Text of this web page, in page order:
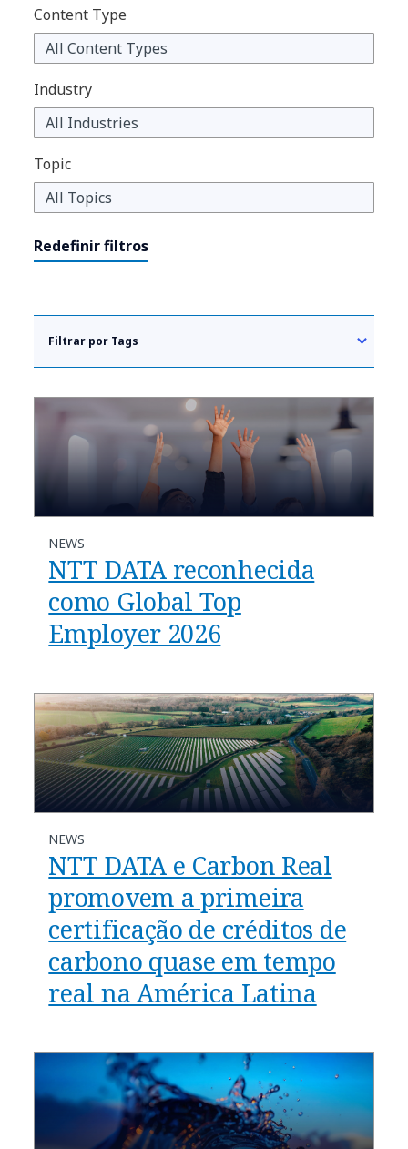
Content Type
Industry
Topic
Redefinir filtros
Filtrar por Tags
NEWS
NTT DATA reconhecida
como Global Top
Employer 2026
NEWS
NTT DATA e Carbon Real
promovem a primeira
certificação de créditos de
carbono quase em tempo
real na América Latina